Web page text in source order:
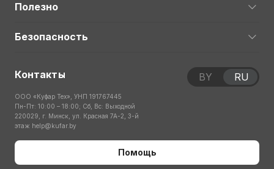
Полезно
Безопасность
Контакты
ООО «Куфар Тех», УНП 191767445
Пн-Пт: 10:00 – 18:00; Сб, Вс: Выходной
220029, г. Минск, ул. Красная 7А-2, 3-й
этаж help@kufar.by
Помощь
BY RU